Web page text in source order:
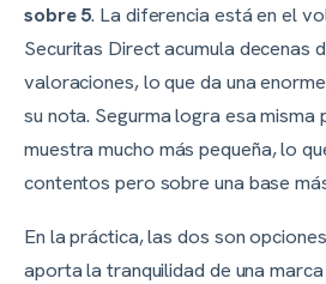
sobre 5. La diferencia está en el
Securitas Direct acumula decenas
valoraciones, lo que da una
su nota. Segurma logra esa misma
muestra mucho más pequeña, lo
contentos pero sobre una base
En la práctica, las dos son
aporta la tranquilidad de una